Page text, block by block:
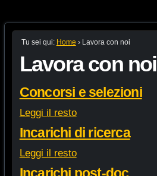
Tu sei qui: Home › Lavora con noi
Lavora con noi
Concorsi e selezioni
Leggi il resto
Incarichi di ricerca
Leggi il resto